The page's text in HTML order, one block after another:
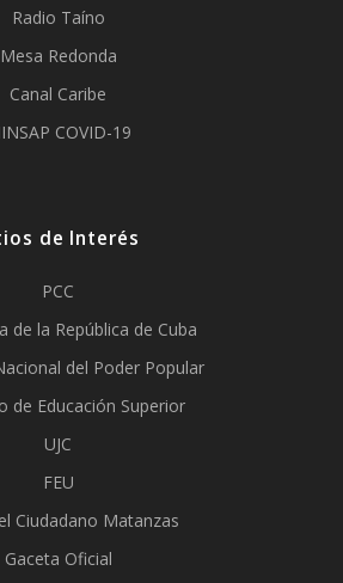
Radio Taíno
Mesa Redonda
Canal Caribe
COVID-19
de Interés
PCC
de la República de Cuba
del Poder Popular
de Educación Superior
UJC
FEU
Ciudadano Matanzas
Gaceta Oficial